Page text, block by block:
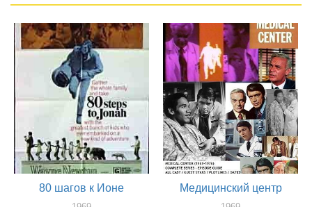
80 шагов к Ионе Медицинский центр